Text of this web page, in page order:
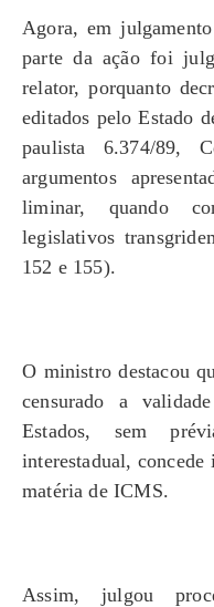
Agora, em
parte da ação foi
relator, porquanto
editados pelo Estado
paulista 6.374/89,
argumentos
liminar, quando
legislativos
152 e 155).
O ministro destacou
censurado a
Estados, sem
interestadual, concede
matéria de ICMS.
Assim, julgou